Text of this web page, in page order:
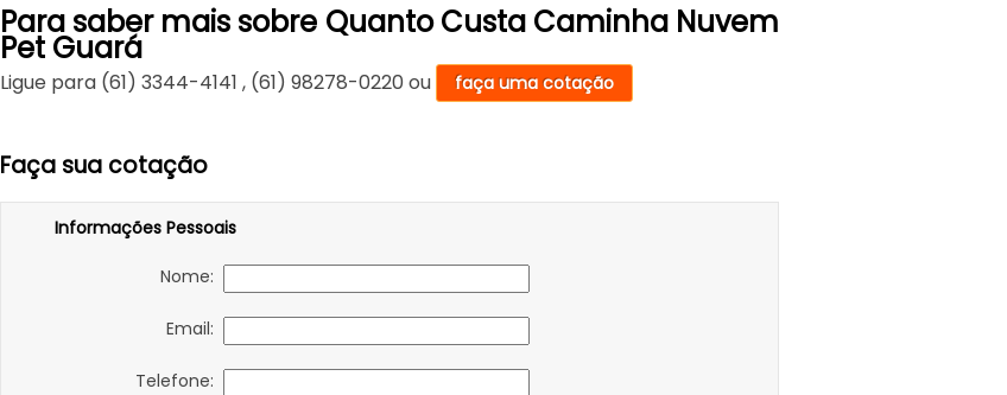
Para saber mais sobre Quanto Custa Caminha Nuvem
Pet Guará
Ligue para (61) 3344-4141 , (61) 98278-0220 ou faça uma cotação
Faça sua cotação
Informações Pessoais
Nome:
Email:
Telefone: